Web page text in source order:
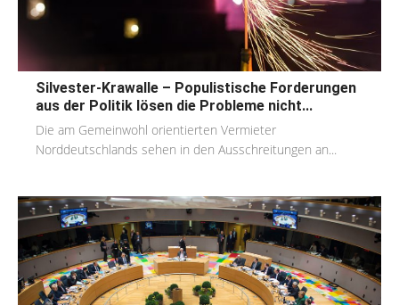
Silvester-Krawalle – Populistische Forderungen
aus der Politik lösen die Probleme nicht...
Die am Gemeinwohl orientierten Vermieter
Norddeutschlands sehen in den Ausschreitungen an...